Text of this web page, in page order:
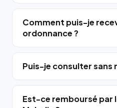
Comment puis-je
ordonnance ?
Puis-je consulter sans
Est-ce remboursé par